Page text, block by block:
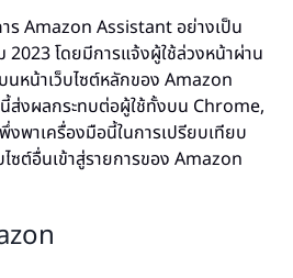
ร Amazon Assistant อย่างเป็น
2023 โดยมีการแจ้งผู้ใช้ล่วงหน้าผ่าน
หน้าเว็บไซต์หลักของ Amazon
ส่งผลกระทบต่อผู้ใช้ทั้งบน Chrome,
พาเครื่องมือนี้ในการเปรียบเทียบ
ซต์อื่นเข้าสู่รายการของ Amazon